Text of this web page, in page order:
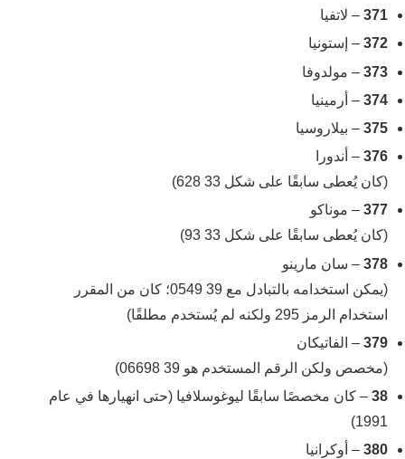
371 – لاتفيا
372 – إستونيا
373 – مولدوفا
374 – أرمينيا
375 – بيلاروسيا
376 – أندورا
(كان يُعطى سابقًا على شكل 33 628)
377 – موناكو
(كان يُعطى سابقًا على شكل 33 93)
378 – سان مارينو
(يمكن استخدامه بالتبادل مع 39 0549؛ كان من المقرر
استخدام الرمز 295 ولكنه لم يُستخدم مطلقًا)
379 – الفاتيكان
(مخصص ولكن الرقم المستخدم هو 39 06698)
38 – كان مخصصًا سابقًا ليوغوسلافيا (حتى انهيارها في عام
1991)
380 – أوكرانيا